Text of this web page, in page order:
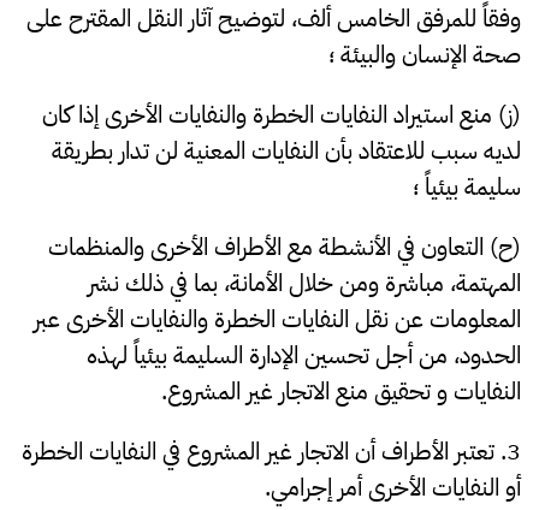
وفقاً للمرفق الخامس ألف، لتوضيح آثار النقل المقترح على
صحة الإنسان والبيئة ؛
(ز) منع استيراد النفايات الخطرة والنفايات الأخرى إذا كان
لديه سبب للاعتقاد بأن النفايات المعنية لن تدار بطريقة
سليمة بيئياً ؛
(ح) التعاون في الأنشطة مع الأطراف الأخرى والمنظمات
المهتمة، مباشرة ومن خلال الأمانة، بما في ذلك نشر
المعلومات عن نقل النفايات الخطرة والنفايات الأخرى عبر
الحدود، من أجل تحسين الإدارة السليمة بيئياً لهذه
النفايات و تحقيق منع الاتجار غير المشروع.
3. تعتبر الأطراف أن الاتجار غير المشروع في النفايات الخطرة
أو النفايات الأخرى أمر إجرامي.